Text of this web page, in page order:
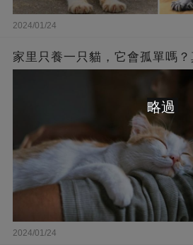
2024/01/24
家里只養一只貓，它會孤單嗎？
2024/01/24
略過